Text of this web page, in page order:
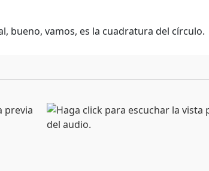
bueno, vamos, es la cuadratura del círculo.